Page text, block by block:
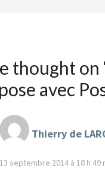
thought on
avec
Thierry de
13 septembre 2014 à 18 h 49